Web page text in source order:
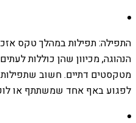
התפילה: תפילות במהלך טקס
הנהוגה, מכיוון שהן כוללות
מטקסטים דתיים. חשוב שתפילות
לפגוע באף אחד שמשתתף או